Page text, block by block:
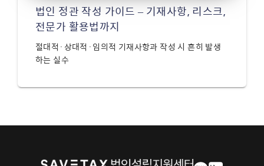
법인 정관 작성 가이드 – 기재사항, 리스크,
전문가 활용법까지
절대적·상대적·임의적 기재사항과 작성 시 흔히 발생
하는 실수